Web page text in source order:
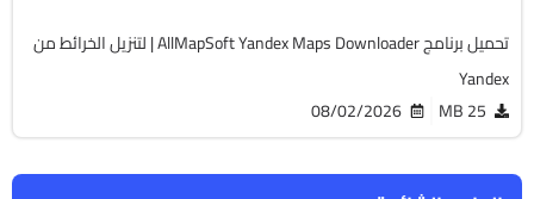
تحميل برنامج AllMapSoft Yandex Maps Downloader | لتنزيل الخرائط من
Yandex
25 MB
08/02/2026